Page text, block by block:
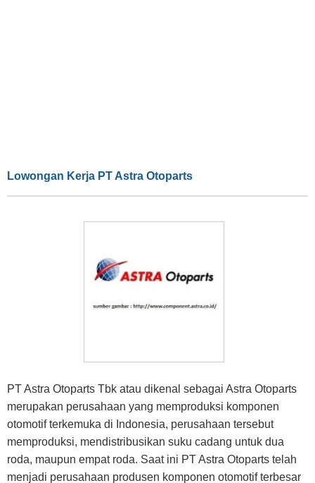
Lowongan Kerja PT Astra Otoparts
PT Astra Otoparts Tbk atau dikenal sebagai Astra Otoparts
merupakan perusahaan yang memproduksi komponen
otomotif terkemuka di Indonesia, perusahaan tersebut
memproduksi, mendistribusikan suku cadang untuk dua
roda, maupun empat roda. Saat ini PT Astra Otoparts telah
menjadi perusahaan produsen komponen otomotif terbesar